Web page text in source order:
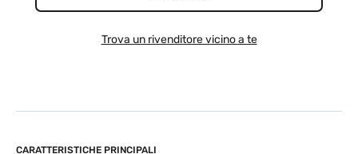
CARATTERISTICHE PRINCIPALI
Trova un rivenditore vicino a te